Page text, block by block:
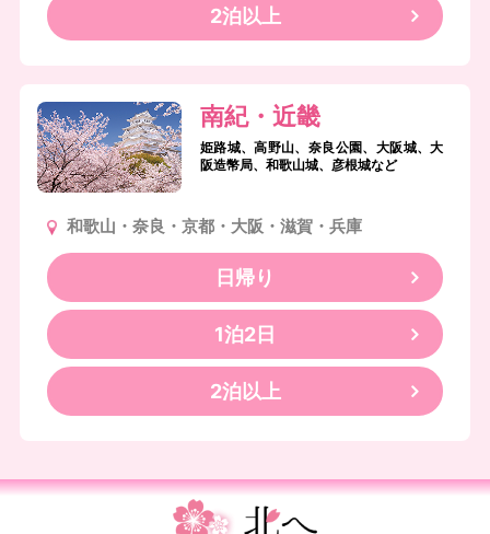
2泊以上
南紀・近畿
姫路城、高野山、奈良公園、大阪城、大
阪造幣局、和歌山城、彦根城など
和歌山・奈良・京都・大阪・滋賀・兵庫
日帰り
1泊2日
2泊以上